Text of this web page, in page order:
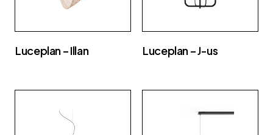
Luceplan – Illan Luceplan – J-us